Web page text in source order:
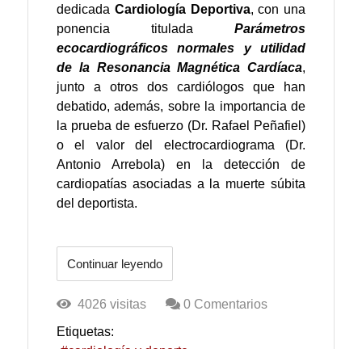
dedicada Cardiología Deportiva, con una
ponencia titulada Parámetros
ecocardiográficos normales y utilidad
de la Resonancia Magnética Cardíaca,
junto a otros dos cardiólogos que han
debatido, además, sobre la importancia de
la prueba de esfuerzo (Dr. Rafael Peñafiel)
o el valor del electrocardiograma (Dr.
Antonio Arrebola) en la detección de
cardiopatías asociadas a la muerte súbita
del deportista.
Continuar leyendo
4026 visitas
0 Comentarios
Etiquetas: